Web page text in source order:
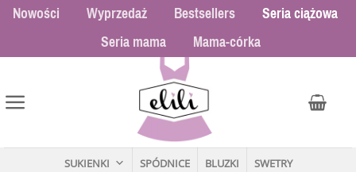
Przewiń
Nowości Wyprzedaż Bestsellers
Seria ciążowa
Seria mama
Mama-córka
SUKIENKI SPÓDNICE BLUZKI SWETRY